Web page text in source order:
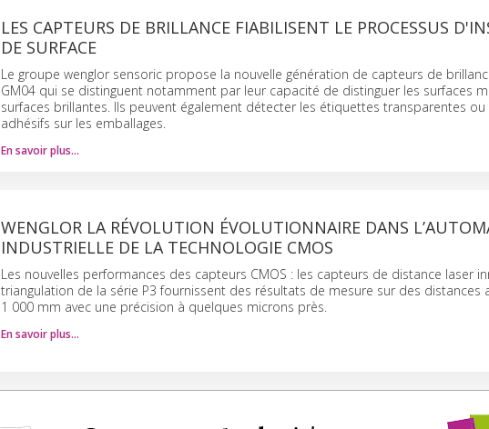
LES CAPTEURS DE BRILLANCE FIABILISENT LE PROCESSUS
DE SURFACE
Le groupe wenglor sensoric propose la nouvelle génération de capteurs de
GM04 qui se distinguent notamment par leur capacité de distinguer les surfaces
surfaces brillantes. Ils peuvent également détecter les étiquettes transparentes ou
adhésifs sur les emballages.
En savoir plus…
WENGLOR LA RÉVOLUTION ÉVOLUTIONNAIRE DANS
INDUSTRIELLE DE LA TECHNOLOGIE CMOS
Les nouvelles performances des capteurs CMOS : les capteurs de distance laser
triangulation de la série P3 fournissent des résultats de mesure sur des distances
1 000 mm avec une précision à quelques microns près.
En savoir plus…